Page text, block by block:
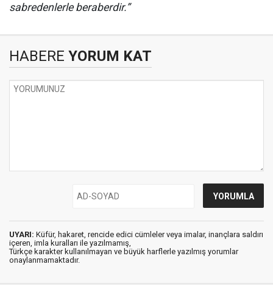
sabredenlerle beraberdir.”
HABERE YORUM KAT
UYARI: Küfür, hakaret, rencide edici cümleler veya imalar, inançlara saldırı
içeren, imla kuralları ile yazılmamış,
Türkçe karakter kullanılmayan ve büyük harflerle yazılmış yorumlar
onaylanmamaktadır.